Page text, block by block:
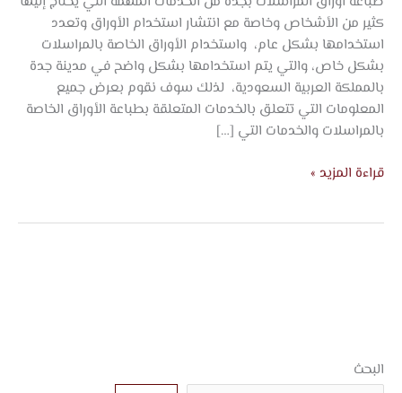
البحث
كثير من الأشخاص وخاصة مع انتشار استخدام الأوراق وتعدد
استخدامها بشكل عام، واستخدام الأوراق الخاصة بالمراسلات
بشكل خاص، والتي يتم استخدامها بشكل واضح في مدينة جدة
بالمملكة العربية السعودية، لذلك سوف نقوم بعرض جميع
المعلومات التي تتعلق بالخدمات المتعلقة بطباعة الأوراق الخاصة
بالمراسلات والخدمات التي […]
قراءة المزيد »